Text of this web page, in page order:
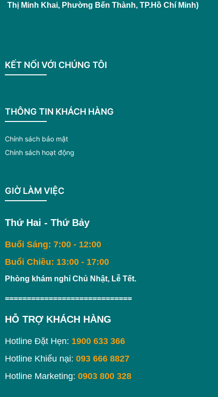
Thị Minh Khai, Phường Bến Thành, TP.Hồ Chí Minh)
KẾT NỐI VỚI CHÚNG TÔI
THÔNG TIN KHÁCH HÀNG
Chính sách bảo mật
Chính sách hoạt động
GIỜ LÀM VIỆC
Thứ Hai - Thứ Bảy
Buổi Sáng: 7:00 - 12:00
Buổi Chiều: 13:00 - 17:00
Phòng khám nghỉ Chủ Nhật, Lễ Tết.
=============================
HỖ TRỢ KHÁCH HÀNG
Hotline Đặt Hẹn: 1900 633 366
Hotline Khiếu nại: 093 666 8827
Hotline Marketing: 0903 800 328